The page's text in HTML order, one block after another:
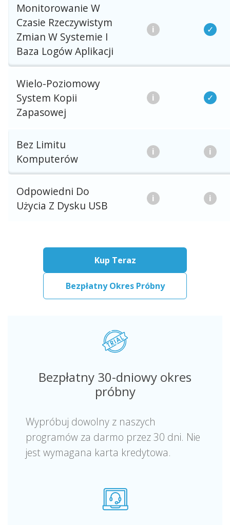
Monitorowanie W
Czasie Rzeczywistym
Zmian W Systemie I
Baza Logów Aplikacji
Wielo-Poziomowy
System Kopii
Zapasowej
Bez Limitu
Komputerów
Odpowiedni Do
Użycia Z Dysku USB
Kup Teraz
Bezpłatny Okres Próbny
Bezpłatny 30-dniowy okres
próbny
Wypróbuj dowolny z naszych
programów za darmo przez 30 dni. Nie
jest wymagana karta kredytowa.